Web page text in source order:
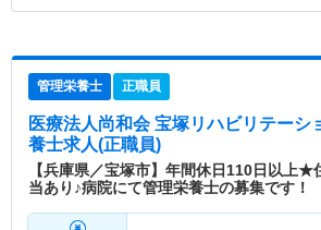
管理栄養士 正職員
医療法人尚和会 宝塚リハビリテーシ
養士求人(正職員)
【兵庫県／宝塚市】年間休日110日以上★
当あり♪病院にて管理栄養士の募集です！